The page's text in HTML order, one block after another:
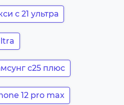
с 21 ультра
с25 плюс
12 pro max